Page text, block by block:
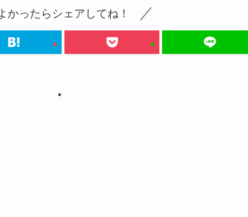
かったらシェアしてね！